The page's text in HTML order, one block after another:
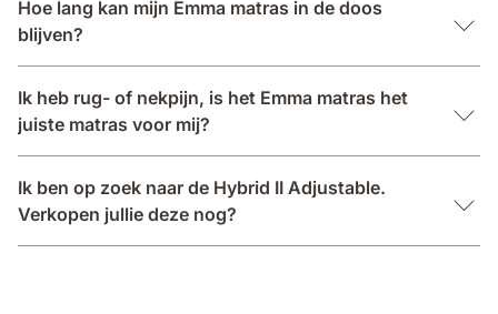
Hoe lang kan mijn Emma matras in de doos
blijven?
Ik heb rug- of nekpijn, is het Emma matras het
juiste matras voor mij?
Ik ben op zoek naar de Hybrid II Adjustable.
Verkopen jullie deze nog?